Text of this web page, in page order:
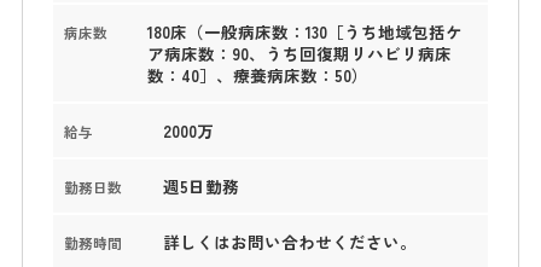
病床数
180床（一般病床数：130［うち地域包括ケ
ア病床数：90、うち回復期リハビリ病床
数：40］、療養病床数：50）
給与 2000万
勤務日数 週5日勤務
勤務時間 詳しくはお問い合わせください。